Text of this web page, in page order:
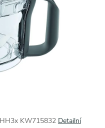
KW715832 Detailní